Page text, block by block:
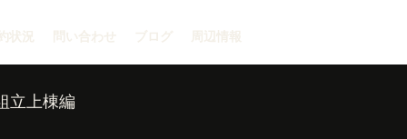
状況 問い合わせ ブログ 周辺情報
立上棟編